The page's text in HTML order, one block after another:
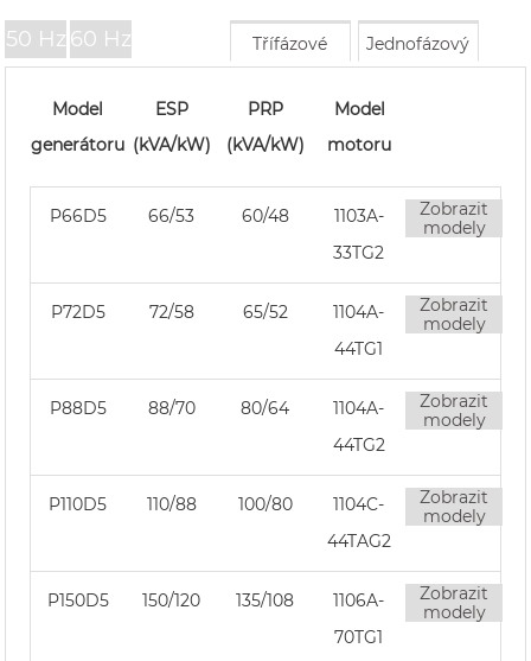
50 Hz 60 Hz Jednofázový
Třífázové
Model
generátoru
ESP
(kVA/kW)
PRP
(kVA/kW)
Model
motoru
P66D5 66/53 60/48
1103A-
33TG2
Zobrazit
modely
P72D5 72/58 65/52
1104A-
44TG1
Zobrazit
modely
P88D5 88/70 80/64
1104A-
44TG2
Zobrazit
modely
P110D5 110/88 100/80
1104C-
44TAG2
Zobrazit
modely
P150D5 150/120 135/108
1106A-
70TG1
Zobrazit
modely